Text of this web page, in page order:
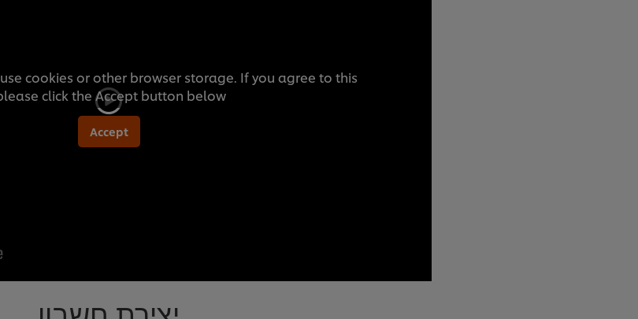
cookies or other browser storage. If you agree to this
click the Accept button below.
Accept